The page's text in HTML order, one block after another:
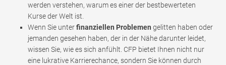
werden verstehen, warum es einer der bestbewerteten
Kurse der Welt ist.
Wenn Sie unterfinanziellen Problemen gelitten haben oder
jemanden gesehen haben, der in der Nähe darunter leidet,
wissen Sie, wie es sich anfühlt. CFP bietet Ihnen nicht nur
eine lukrative Karrierechance, sondern Sie können durch